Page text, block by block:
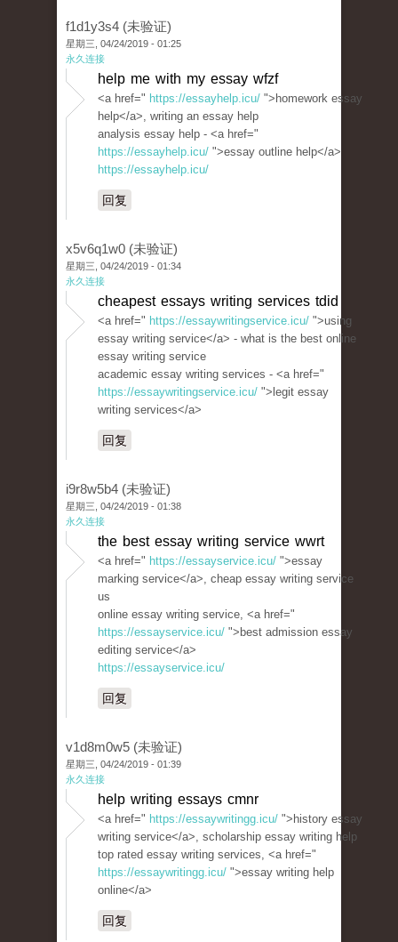
f1d1y3s4 (未验证)
星期三, 04/24/2019 - 01:25
永久连接
help me with my essay wfzf
<a href=" https://essayhelp.icu/ ">homework essay
help</a>, writing an essay help
analysis essay help - <a href="
https://essayhelp.icu/ ">essay outline help</a>
https://essayhelp.icu/
回复
x5v6q1w0 (未验证)
星期三, 04/24/2019 - 01:34
永久连接
cheapest essays writing services tdid
<a href=" https://essaywritingservice.icu/ ">using
essay writing service</a> - what is the best online
essay writing service
academic essay writing services - <a href="
https://essaywritingservice.icu/ ">legit essay
writing services</a>
回复
i9r8w5b4 (未验证)
星期三, 04/24/2019 - 01:38
永久连接
the best essay writing service wwrt
<a href=" https://essayservice.icu/ ">essay
marking service</a>, cheap essay writing service
us
online essay writing service, <a href="
https://essayservice.icu/ ">best admission essay
editing service</a>
https://essayservice.icu/
回复
v1d8m0w5 (未验证)
星期三, 04/24/2019 - 01:39
永久连接
help writing essays cmnr
<a href=" https://essaywritingg.icu/ ">history essay
writing service</a>, scholarship essay writing help
top rated essay writing services, <a href="
https://essaywritingg.icu/ ">essay writing help
online</a>
回复